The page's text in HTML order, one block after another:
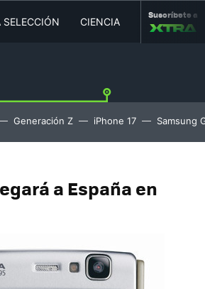
SELECCIÓN CIENCIA MOVILIDAD
Suscríbete a
Generación Z iPhone 17 Samsung
a España en